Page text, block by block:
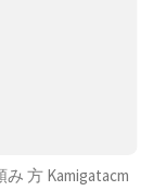
方 Kamigatacm